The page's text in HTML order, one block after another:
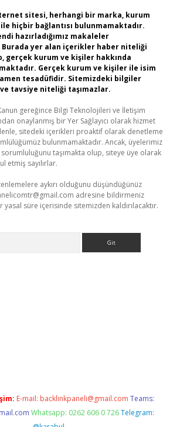
sitesi, herhangi bir marka, kurum
hiçbir bağlantısı bulunmamaktadır.
hazırladığımız makaleler
Burada yer alan içerikler haber niteliği
gerçek kurum ve kişiler hakkında
Gerçek kurum ve kişiler ile isim
tesadüfidir. Sitemizdeki bilgiler
tavsiye niteliği taşımazlar.
gereğince Bilgi Teknolojileri ve İletişim
onaylanmış bir Yer Sağlayıcı olarak hizmet
sitedeki içerikleri proaktif olarak denetleme
bulunmamaktadır. Ancak, üyelerimiz
sorumluluğunu taşımakta olup, siteye üye olarak
etmiş sayılırlar.
aykırı olduğunu düşündüğünüz
adresine bildirmeniz
süre içerisinde sitemizden kaldırılacaktır.
E-mail: backlinkpaneli@gmail.com Teams:
Whatsapp: 0262 606 0 726 Telegram: